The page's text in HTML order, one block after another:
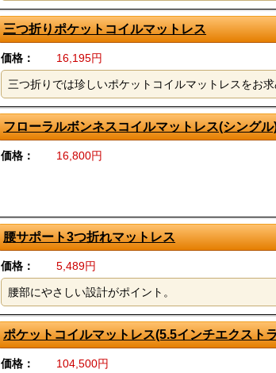
三つ折りポケットコイルマットレス
価格： 16,195円
三つ折りでは珍しいポケットコイルマットレスをお
フローラルボンネスコイルマットレス(シングル
価格： 16,800円
腰サポート3つ折れマットレス
価格： 5,489円
腰部にやさしい設計がポイント。
ポケットコイルマットレス(5.5インチエクスト
価格： 104,500円